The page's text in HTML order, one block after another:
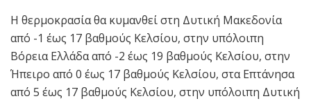
Η θερμοκρασία θα κυμανθεί στη Δυτική Μακεδονία
από -1 έως 17 βαθμούς Κελσίου, στην υπόλοιπη
Βόρεια Ελλάδα από -2 έως 19 βαθμούς Κελσίου, στην
Ήπειρο από 0 έως 17 βαθμούς Κελσίου, στα Επτάνησα
από 5 έως 17 βαθμούς Κελσίου, στην υπόλοιπη Δυτική